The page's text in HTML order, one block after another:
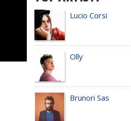
Lucio Corsi
Olly
Brunori Sas